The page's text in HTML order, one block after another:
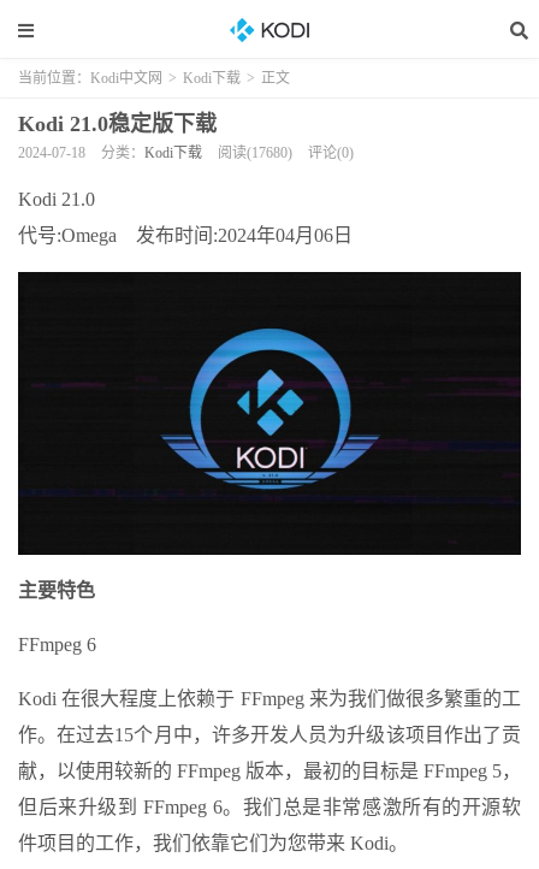
当前位置： Kodi中文网 > Kodi下载 > 正文
Kodi 21.0稳定版下载
2024-07-18 分类： Kodi下载 阅读(17680) 评论(0)
Kodi 21.0
代号:Omega 发布时间:2024年04月06日
主要特色
FFmpeg 6
Kodi 在很大程度上依赖于 FFmpeg 来为我们做很多繁重的工
作。在过去15个月中，许多开发人员为升级该项目作出了贡
献，以使用较新的 FFmpeg 版本，最初的目标是 FFmpeg 5，
但后来升级到 FFmpeg 6。我们总是非常感激所有的开源软
件项目的工作，我们依靠它们为您带来 Kodi。